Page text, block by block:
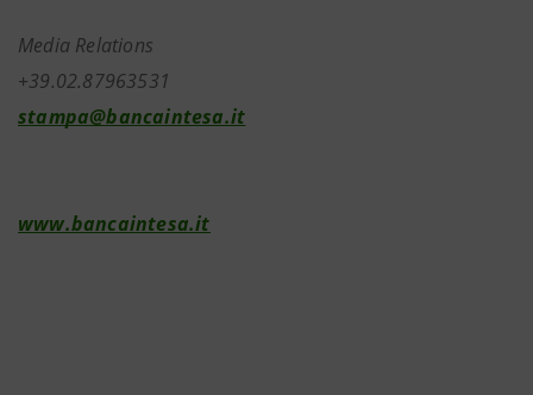
Media Relations
+39.02.87963531
stampa@bancaintesa.it
www.bancaintesa.it